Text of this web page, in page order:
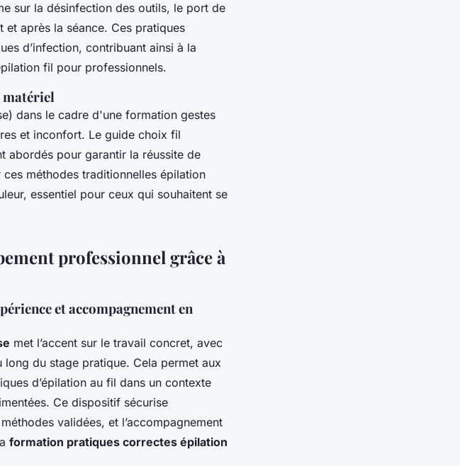
sur la désinfection des outils, le port de
après la séance. Ces pratiques
d’infection, contribuant ainsi à la
fil pour professionnels.
matériel
dans le cadre d'une formation gestes
et inconfort. Le guide choix fil
abordés pour garantir la réussite de
méthodes traditionnelles épilation
essentiel pour ceux qui souhaitent se
professionnel grâce à
et accompagnement en
met l’accent sur le travail concret, avec
du stage pratique. Cela permet aux
d’épilation au fil dans un contexte
Ce dispositif sécurise
validées, et l’accompagnement
formation pratiques correctes épilation